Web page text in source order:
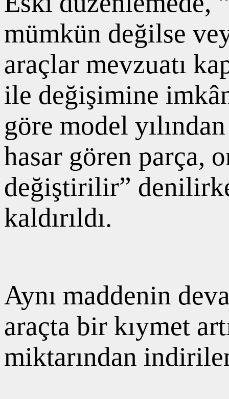
mümkün değilse
araçlar mevzuatı
ile değişimine
göre model
hasar gören parça,
değiştirilir”
kaldırıldı.
Aynı maddenin
araçta bir kıymet
miktarından